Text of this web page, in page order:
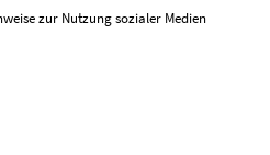
zur Nutzung sozialer Medien